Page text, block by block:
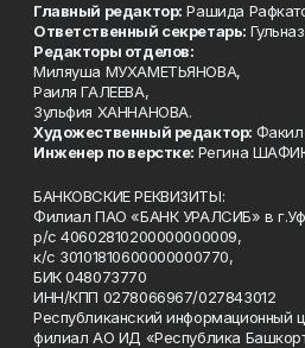
Главный редактор: Рашида
Ответственный секретарь:
Редакторы отделов:
Миляуша МУХАМЕТЬЯНОВА,
Раиля ГАЛЕЕВА,
Зульфия ХАННАНОВА.
Художественный редактор:
Инженер по верстке: Регина
БАНКОВСКИЕ РЕКВИЗИТЫ:
Филиал ПАО «БАНК УРАЛСИБ» в
р/с 40602810200000000009,
к/с 30101810600000000770,
БИК 048073770
ИНН/КПП 0278066967/027843012
Республиканский информационный
филиал АО ИД «Республика